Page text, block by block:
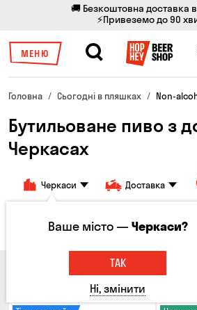
🚚 Безкоштовна доставка
⚡Привеземо до 90
МЕНЮ
Головна Сьогодні в пляшках Non-
Бутильоване пиво з
Черкасах
Черкаси Доставка
Всі товари Пиво Сидр
Ваше місто —Черкаси?
ТАК
Ні, змінити